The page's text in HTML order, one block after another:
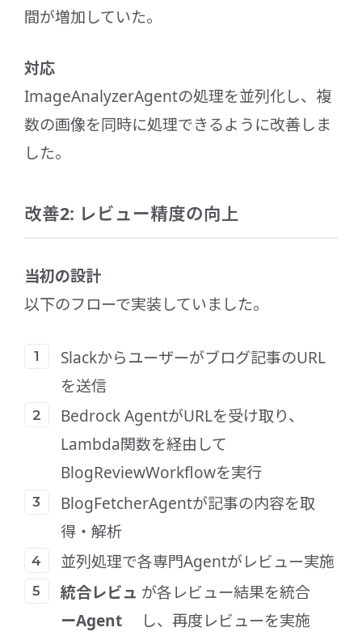
間が増加していた。
対応
ImageAnalyzerAgentの処理を並列化し、複
数の画像を同時に処理できるように改善しま
した。
改善2: レビュー精度の向上
当初の設計
以下のフローで実装していました。
Slackからユーザーがブログ記事のURL
を送信
Bedrock AgentがURLを受け取り、
Lambda関数を経由して
BlogReviewWorkflowを実行
BlogFetcherAgentが記事の内容を取
得・解析
並列処理で各専門Agentがレビュー実施
統合レビュ
ーAgent
が各レビュー結果を統合
し、再度レビューを実施